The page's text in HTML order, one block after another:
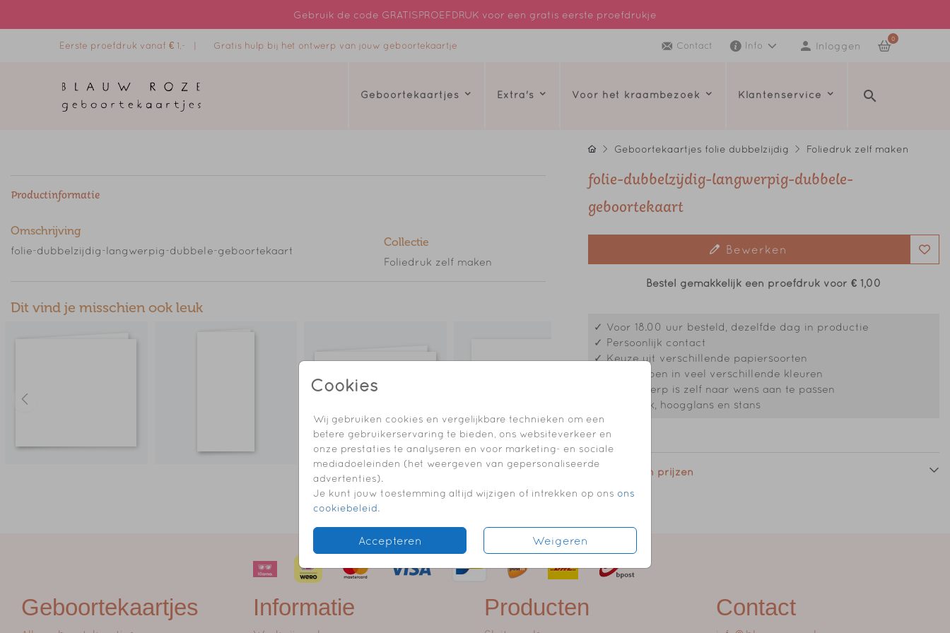
Gebruik de code GRATISPROEFDRUK voor een gratis eerste proefdrukje
Eerste proefdruk vanaf € 1,- | Gratis hulp bij het ontwerp van jouw geboortekaartje Contact Info Inloggen
0
Geboortekaartjes Extra's Voor het kraambezoek Klantenservice
Cookies
Wij gebruiken cookies en vergelijkbare technieken om een
betere gebruikerservaring te bieden, ons websiteverkeer en
onze prestaties te analyseren en voor marketing- en sociale
mediadoeleinden (het weergeven van gepersonaliseerde
advertenties).
Je kunt jouw toestemming altijd wijzigen of intrekken op ons ons
cookiebeleid.
Accepteren Weigeren
Productinformatie
Omschrijving
folie-dubbelzijdig-langwerpig-dubbele-geboortekaart
Collectie
Foliedruk zelf maken
Dit vind je misschien ook leuk
Geboortekaartjes folie dubbelzijdig Foliedruk zelf maken
folie-dubbelzijdig-langwerpig-dubbele-
geboortekaart
Bewerken
Bestel gemakkelijk een proefdruk voor € 1,00
✓ Voor 18.00 uur besteld, dezelfde dag in productie
✓ Persoonlijk contact
✓ Keuze uit verschillende papiersoorten
✓ Enveloppen in veel verschillende kleuren
✓ Elk ontwerp is zelf naar wens aan te passen
✓ Foliedruk, hoogglans en stans
Formaten en prijzen
Geboortekaartjes Informatie Producten Contact